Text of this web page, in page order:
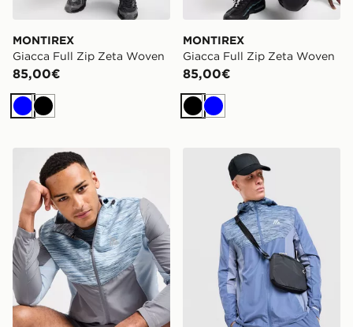
MONTIREX
Giacca Full Zip Zeta Woven
85,00€
BluNero
MONTIREX
Giacca Full Zip Zeta Woven
85,00€
Nero
Blu
MONTIREX Giacca Antivento Trail Woven
MONTIREX Giacca